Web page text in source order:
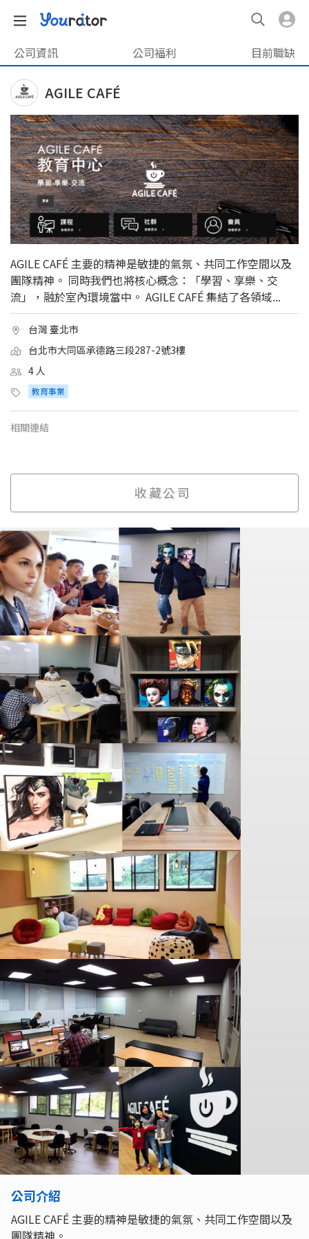
公司資訊 公司福利 目前職缺
AGILE CAFÉ
AGILE CAFÉ 主要的精神是敏捷的氣氛、共同工作空間以及
團隊精神。 同時我們也將核心概念：「學習、享樂、交
流」，融於室內環境當中。 AGILE CAFÉ 集結了各領域...
台灣 臺北市
台北市大同區承德路三段287-2號3樓
4 人
教育事業
相關連結
收藏公司
公司介紹
AGILE CAFÉ 主要的精神是敏捷的氣氛、共同工作空間以及
團隊精神。